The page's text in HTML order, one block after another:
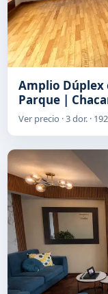
Amplio Dúplex
Parque |
Ver precio · 3 dor. ·